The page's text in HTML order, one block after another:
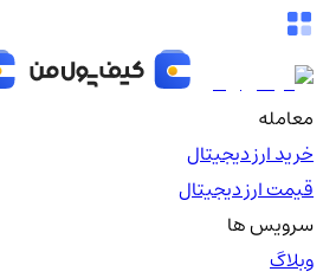
معامله
خرید ارز دیجیتال
قیمت ارز دیجیتال
سرویس ها
وبلاگ